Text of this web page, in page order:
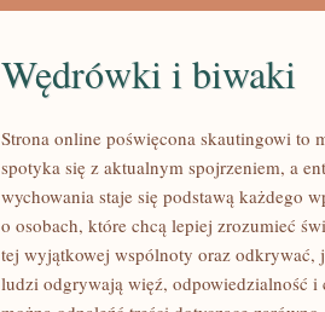
Wędrówki i biwaki
Strona online poświęcona skautingowi to
spotyka się z aktualnym spojrzeniem, a
wychowania staje się podstawą każdego
o osobach, które chcą lepiej zrozumieć
tej wyjątkowej wspólnoty oraz odkrywać,
ludzi odgrywają więź, odpowiedzialność i